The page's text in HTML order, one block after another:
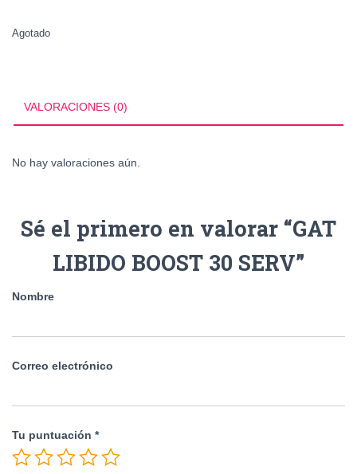
Agotado
VALORACIONES (0)
No hay valoraciones aún.
Sé el primero en valorar “GAT
LIBIDO BOOST 30 SERV”
Nombre
Correo electrónico
Tu puntuación *